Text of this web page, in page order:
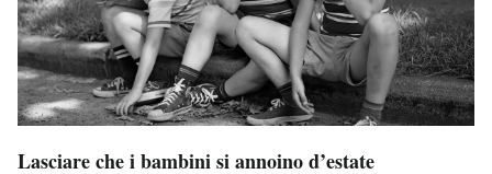
Lasciare che i bambini si annoino d’estate